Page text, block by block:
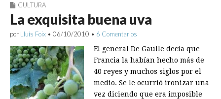
CULTURA
La exquisita buena uva
por Lluís Foix • 06/10/2010 • 6 Comentarios
El general De Gaulle decía que
Francia la habían hecho más de
40 reyes y muchos siglos por el
medio. Se le ocurrió ironizar una
vez diciendo que era imposible